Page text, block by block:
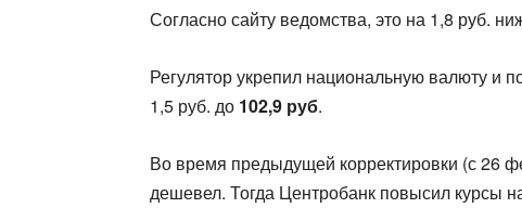
Согласно сайту ведомства, это на 1,8 руб.
Регулятор укрепил национальную валюту и
1,5 руб. до 102,9 руб.
Во время предыдущей корректировки (с 26
дешевел. Тогда Центробанк повысил курсы